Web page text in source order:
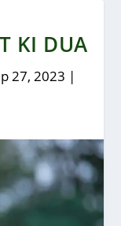
KI DUA
27, 2023 |